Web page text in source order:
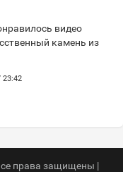
видео
камень из
23:42
права защищены |